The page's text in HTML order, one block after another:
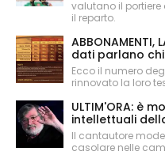
valutano il
il reparto.
ABBONAMENTI,
dati parlano
Ecco il numero
rinnovato la loro
ULTIM'ORA: è
intellettuali
Il cantautore
casolare nelle